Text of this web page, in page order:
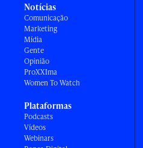
Notícias
Comunicação
Marketing
Mídia
Gente
Opinião
ProXXIma
Women To Watch
Plataformas
Podcasts
Vídeos
Webinars